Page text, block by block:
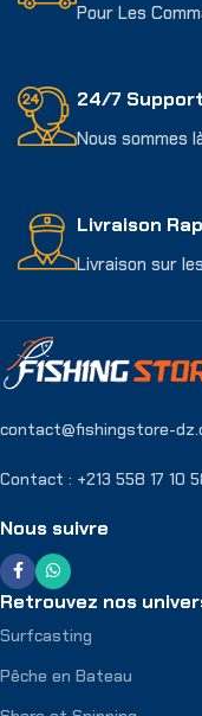
Pour Les
24/7
Nous sommes
Livraison
Livraison sur
contact@fishingstore-
Contact : +213 558 17 10
Nous suivre
Retrouvez nos
Surfcasting
Pêche en Bateau